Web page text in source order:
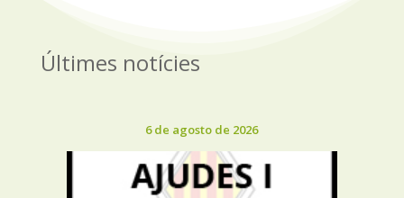
Últimes notícies
6 de agosto de 2026